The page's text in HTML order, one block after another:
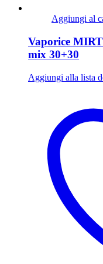
Aggiungi al
Vaporice
mix 30+30
Aggiungi alla lista